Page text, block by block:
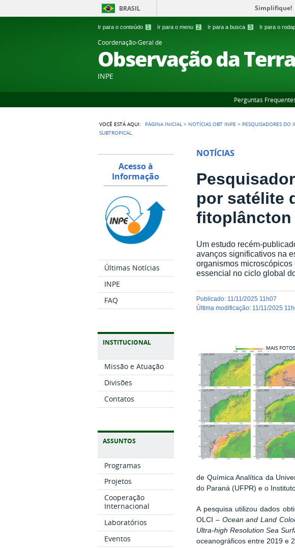
Ir para o conteúdo 1 Ir para o menu 2 Ir para a busca 3 Ir para o
BRASIL Simplifique!
Coordenação-Geral de
Observação da Terra
INPE
Perguntas
VOCÊ ESTÁ AQUI: PÁGINA INICIAL > NOTÍCIAS OBT INPE > PESQUISADORES
SUBTROPICAL.
Acesso à
Informação
Últimas Notícias
INPE
FAQ
INSTITUCIONAL
Missão e Atuação
Divisões
Contatos
ASSUNTOS
Programas
Projetos
Cooperação
Internacional
Laboratórios
Eventos
NOTÍCIAS
por satélite
fitoplâncton
Um estudo recém-
avanços significativos na
organismos
essencial no ciclo global
publicado: 11/11/2025 11h07
última modificação: 11/11/2025
de Química Analítica da
do Paraná (UFPR) e o
A pesquisa utilizou dados
OLCI – Ocean and Land
Ultra-high Resolution Sea
oceanográficos entre 2019 e